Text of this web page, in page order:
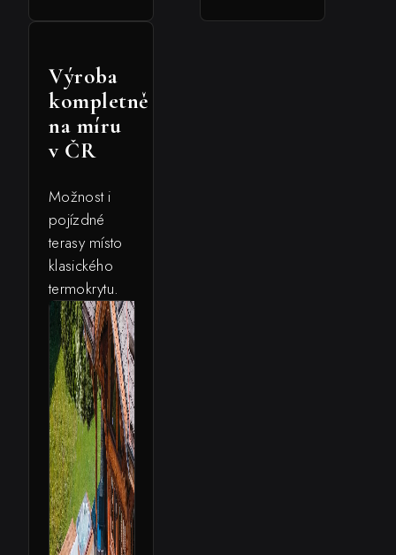
Výroba
kompletně
na míru
v ČR
Možnost i
pojízdné
terasy místo
klasického
termokrytu.